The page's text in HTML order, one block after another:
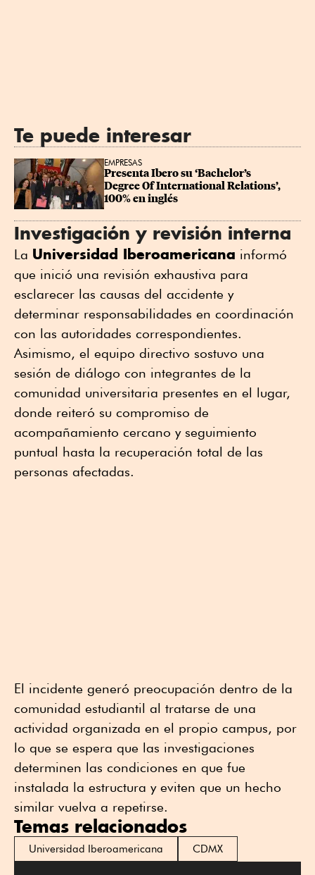
Te puede interesar
EMPRESAS
Presenta Ibero su ‘Bachelor’s
Degree Of International Relations’,
100% en inglés
Investigación y revisión interna
La Universidad Iberoamericana informó
que inició una revisión exhaustiva para
esclarecer las causas del accidente y
determinar responsabilidades en coordinación
con las autoridades correspondientes.
Asimismo, el equipo directivo sostuvo una
sesión de diálogo con integrantes de la
comunidad universitaria presentes en el lugar,
donde reiteró su compromiso de
acompañamiento cercano y seguimiento
puntual hasta la recuperación total de las
personas afectadas.
El incidente generó preocupación dentro de la
comunidad estudiantil al tratarse de una
actividad organizada en el propio campus, por
lo que se espera que las investigaciones
determinen las condiciones en que fue
instalada la estructura y eviten que un hecho
similar vuelva a repetirse.
Temas relacionados
Universidad Iberoamericana CDMX